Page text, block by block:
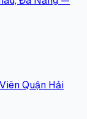
Quận Hải